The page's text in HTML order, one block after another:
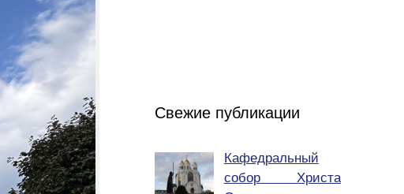
Свежие публикации
Кафедральный
собор Христа